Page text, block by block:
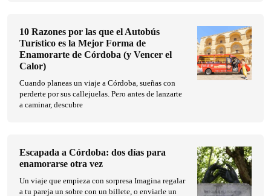
10 Razones por las que el Autobús
Turístico es la Mejor Forma de
Enamorarte de Córdoba (y Vencer el
Calor)
Cuando planeas un viaje a Córdoba, sueñas con
perderte por sus callejuelas. Pero antes de lanzarte
a caminar, descubre
Escapada a Córdoba: dos días para
enamorarse otra vez
Un viaje que empieza con sorpresa Imagina regalar
a tu pareja un sobre con un billete, o enviarle un